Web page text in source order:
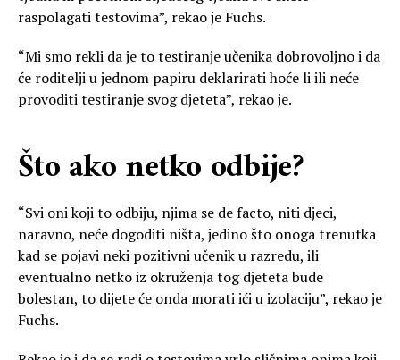
raspolagati testovima”, rekao je Fuchs.
“Mi smo rekli da je to testiranje učenika dobrovoljno i da
će roditelji u jednom papiru deklarirati hoće li ili neće
provoditi testiranje svog djeteta”, rekao je.
Što ako netko odbije?
“Svi oni koji to odbiju, njima se de facto, niti djeci,
naravno, neće dogoditi ništa, jedino što onoga trenutka
kad se pojavi neki pozitivni učenik u razredu, ili
eventualno netko iz okruženja tog djeteta bude
bolestan, to dijete će onda morati ići u izolaciju”, rekao je
Fuchs.